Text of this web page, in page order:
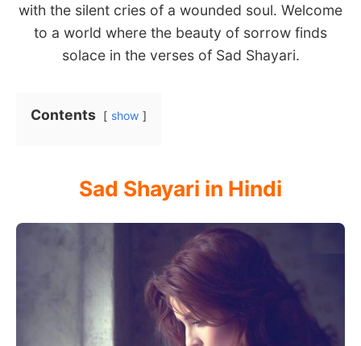
with the silent cries of a wounded soul. Welcome
to a world where the beauty of sorrow finds
solace in the verses of Sad Shayari.
Contents show
Sad Shayari in Hindi